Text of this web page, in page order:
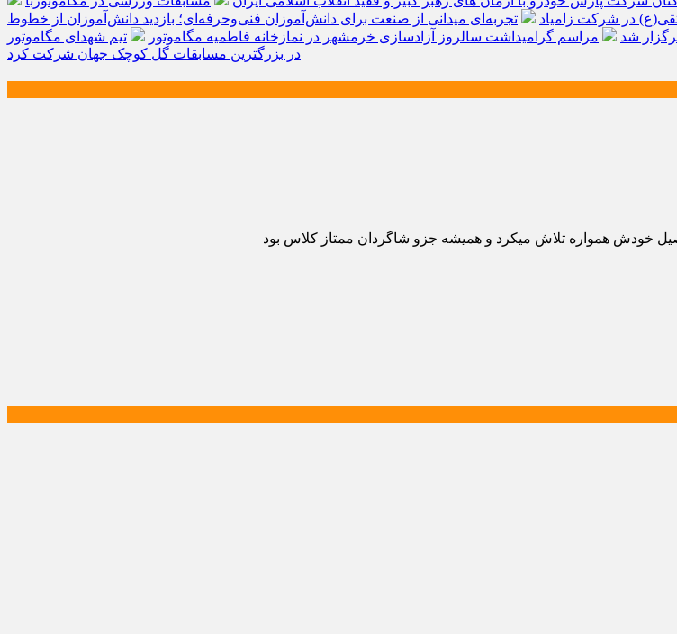
در شرکت زامیاد
تجربه‌ای میدانی از صنعت برای دانش‌آموزان فنی‌وحرفه‌ای؛ بازدید دانش‌آموزان از خطوط
شد مراسم گرامیداشت سالروز آزادسازی خرمشهر در نمازخانه فاطمیه مگاموتور
تیم شهدای مگاموتور
در بزرگترین مسابقات گل کوچک جهان شرکت کرد
خودش همواره تلاش میکرد و همیشه جزو شاگردان ممتاز کلاس بود